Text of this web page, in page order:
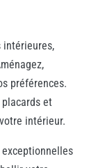
intérieures,
préférences.
et
intérieur.